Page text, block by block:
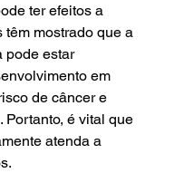
ter efeitos a
têm mostrado que a
pode estar
em
de câncer e
Portanto, é vital que
atenda a